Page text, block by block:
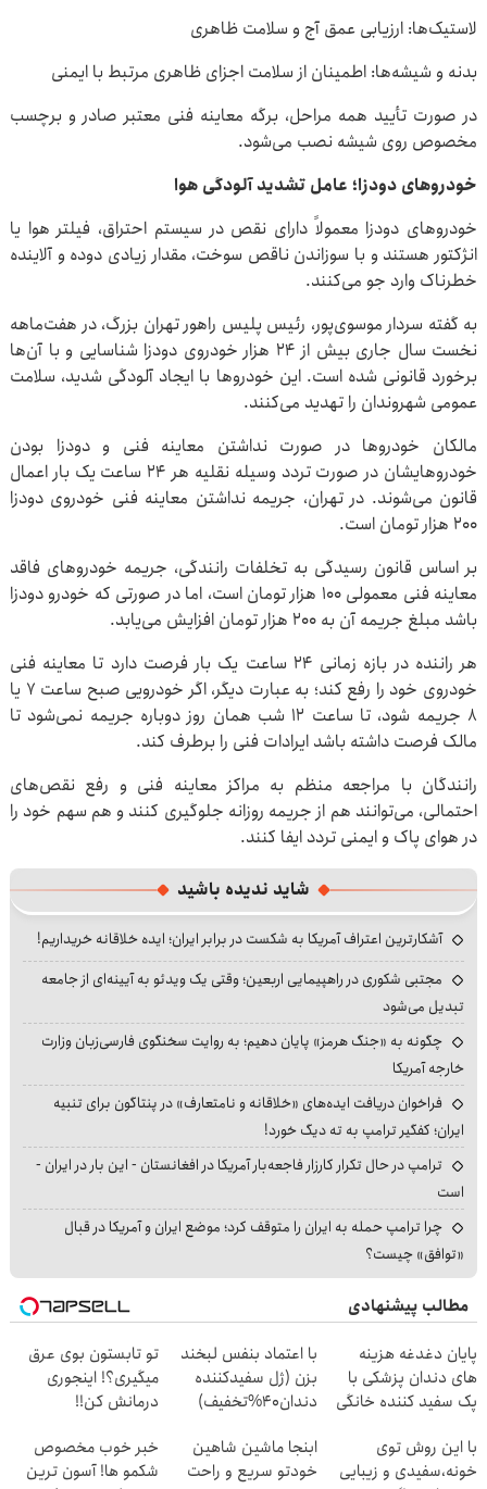
لاستیک‌ها: ارزیابی عمق آج و سلامت ظاهری
بدنه و شیشه‌ها: اطمینان از سلامت اجزای ظاهری مرتبط با ایمنی
در صورت تأیید همه مراحل، برگه معاینه فنی معتبر صادر و برچسب
مخصوص روی شیشه نصب می‌شود.
خودروهای دودزا؛ عامل تشدید آلودگی هوا
خودروهای دودزا معمولاً دارای نقص در سیستم احتراق، فیلتر هوا یا
انژکتور هستند و با سوزاندن ناقص سوخت، مقدار زیادی دوده و آلاینده
خطرناک وارد جو می‌کنند.
به گفته سردار موسوی‌پور، رئیس پلیس راهور تهران بزرگ، در هفت‌ماهه
نخست سال جاری بیش از ۲۴ هزار خودروی دودزا شناسایی و با آن‌ها
برخورد قانونی شده است. این خودروها با ایجاد آلودگی شدید، سلامت
عمومی شهروندان را تهدید می‌کنند.
مالکان خودروها در صورت نداشتن معاینه فنی و دودزا بودن
خودروهایشان در صورت تردد وسیله نقلیه هر ۲۴ ساعت یک بار اعمال
قانون می‌شوند. در تهران، جریمه نداشتن معاینه فنی خودروی دودزا
۲۰۰ هزار تومان است.
بر اساس قانون رسیدگی به تخلفات رانندگی، جریمه خودروهای فاقد
معاینه فنی معمولی ۱۰۰ هزار تومان است، اما در صورتی که خودرو دودزا
باشد مبلغ جریمه آن به ۲۰۰ هزار تومان افزایش می‌یابد.
هر راننده در بازه زمانی ۲۴ ساعت یک بار فرصت دارد تا معاینه فنی
خودروی خود را رفع کند؛ به عبارت دیگر، اگر خودرویی صبح ساعت ۷ یا
۸ جریمه شود، تا ساعت ۱۲ شب همان روز دوباره جریمه نمی‌شود تا
مالک فرصت داشته باشد ایرادات فنی را برطرف کند.
رانندگان با مراجعه منظم به مراکز معاینه فنی و رفع نقص‌های
احتمالی، می‌توانند هم از جریمه روزانه جلوگیری کنند و هم سهم خود را
در هوای پاک و ایمنی تردد ایفا کنند.
شاید ندیده باشید
آشکارترین اعتراف آمریکا به شکست در برابر ایران؛ ایده خلاقانه خریداریم!
مجتبی شکوری در راهپیمایی اربعین؛ وقتی یک ویدئو به آیینه‌ای از جامعه
تبدیل می‌شود
چگونه به «جنگ هرمز» پایان دهیم؛ به روایت سخنگوی فارسی‌زبان وزارت
خارجه آمریکا
فراخوان دریافت ایده‌های «خلاقانه و نامتعارف» در پنتاگون برای تنبیه
ایران؛ کفگیر ترامپ به ته دیگ خورد!
ترامپ در حال تکرار کارزار فاجعه‌بار آمریکا در افغانستان - این بار در ایران -
است
چرا ترامپ حمله به ایران را متوقف کرد؛ موضع ایران و آمریکا در قبال
«توافق» چیست؟
مطالب پیشنهادی
پایان دغدغه هزینه
های دندان پزشکی با
پک سفید کننده خانگی
با اعتماد بنفس لبخند
بزن (ژل سفیدکننده
دندان40%تخفیف)
تو تابستون بوی عرق
میگیری؟! اینجوری
درمانش کن!!
با این روش توی
خونه،سفیدی و زیبایی
ابنجا ماشین شاهین
خودتو سریع و راحت
خبر خوب مخصوص
شکمو ها! آسون ترین